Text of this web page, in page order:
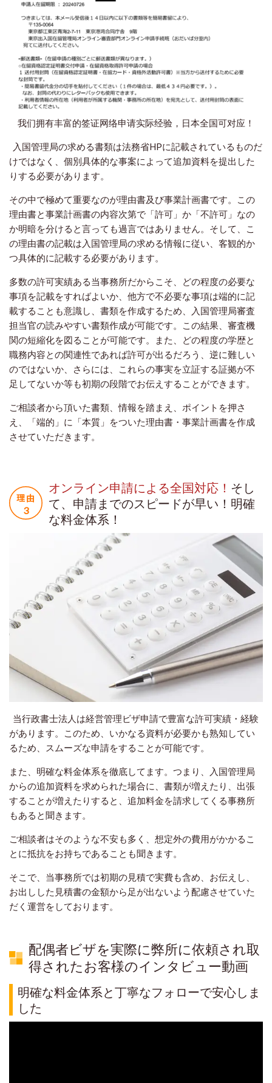
我们拥有丰富的签证网络申请实际经验，日本全国可对应！
入国管理局の求める書類は法務省HPに記載されているものだ
けではなく、個別具体的な事案によって追加資料を提出した
りする必要があります。
その中で極めて重要なのが理由書及び事業計画書です。この
理由書と事業計画書の内容次第で「許可」か「不許可」なの
か明暗を分けると言っても過言ではありません。そして、こ
の理由書の記載は入国管理局の求める情報に従い、客観的か
つ具体的に記載する必要があります。
多数の許可実績ある当事務所だからこそ、どの程度の必要な
事項を記載をすればよいか、他方で不必要な事項は端的に記
載することも意識し、書類を作成するため、入国管理局審査
担当官の読みやすい書類作成が可能です。この結果、審査機
関の短縮化を図ることが可能です。また、どの程度の学歴と
職務内容との関連性であれば許可が出るだろう、逆に難しい
のではないか、さらには、これらの事実を立証する証拠が不
足してないか等も初期の段階でお伝えすることができます。
ご相談者から頂いた書類、情報を踏まえ、ポイントを押さ
え、「端的」に「本質」をついた理由書・事業計画書を作成
させていただきます。
オンライン申請による全国対応！ そし
て、申請までのスピードが早い！明確
な料金体系！
当行政書士法人は経営管理ビザ申請で豊富な許可実績・経験
があります。このため、いかなる資料が必要かも熟知してい
るため、スムーズな申請をすることが可能です。
また、明確な料金体系を徹底してます。つまり、入国管理局
からの追加資料を求められた場合に、書類が増えたり、出張
することが増えたりすると、追加料金を請求してくる事務所
もあると聞きます。
ご相談者はそのような不安も多く、想定外の費用がかかるこ
とに抵抗をお持ちであることも聞きます。
そこで、当事務所では初期の見積で実費も含め、お伝えし、
お出しした見積書の金額から足が出ないよう配慮させていた
だく運営をしております。
配偶者ビザを実際に弊所に依頼され取
得されたお客様のインタビュー動画
明確な料金体系と丁寧なフォローで安心しま
した